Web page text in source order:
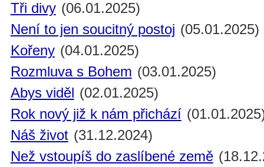
Tři divy (06.01.2025)
Není to jen soucitný postoj (05.01.2025)
Kořeny (04.01.2025)
Rozmluva s Bohem (03.01.2025)
Abys viděl (02.01.2025)
Rok nový již k nám přichází
Náš život (31.12.2024)
Než vstoupíš do zaslíbené země